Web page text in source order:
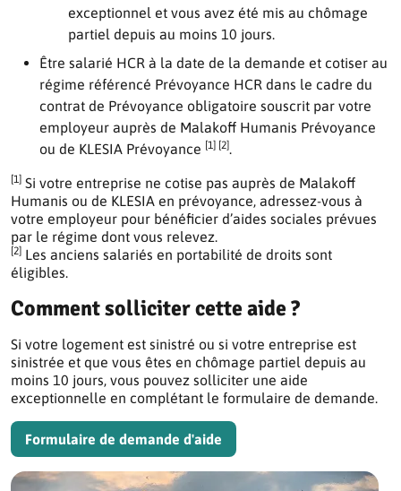
exceptionnel et vous avez été mis au chômage
partiel depuis au moins 10 jours.
Être salarié HCR à la date de la demande et cotiser au
régime référencé Prévoyance HCR dans le cadre du
contrat de Prévoyance obligatoire souscrit par votre
employeur auprès de Malakoff Humanis Prévoyance
ou de KLESIA Prévoyance [1] [2].
[1] Si votre entreprise ne cotise pas auprès de Malakoff
Humanis ou de KLESIA en prévoyance, adressez-vous à
votre employeur pour bénéficier d’aides sociales prévues
par le régime dont vous relevez.
[2] Les anciens salariés en portabilité de droits sont
éligibles.
Comment solliciter cette aide ?
Si votre logement est sinistré ou si votre entreprise est
sinistrée et que vous êtes en chômage partiel depuis au
moins 10 jours, vous pouvez solliciter une aide
exceptionnelle en complétant le formulaire de demande.
Formulaire de demande d'aide